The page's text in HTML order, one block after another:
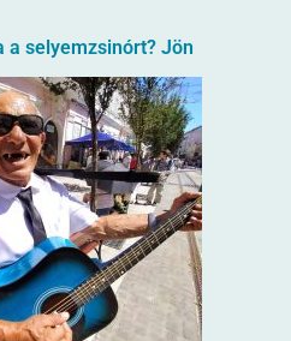
a selyemzsinórt? Jön